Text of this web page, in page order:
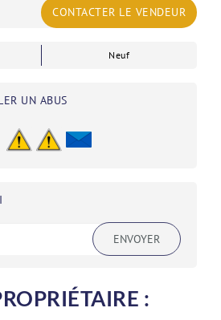
CONTACTER LE VENDEUR
Neuf
UN ABUS
ENVOYER
: